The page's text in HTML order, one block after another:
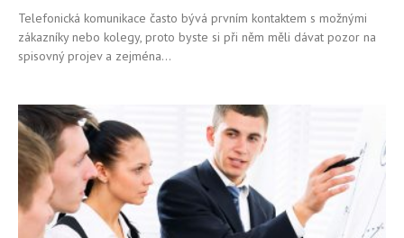
Telefonická komunikace často bývá prvním kontaktem s možnými
zákazníky nebo kolegy, proto byste si při něm měli dávat pozor na
spisovný projev a zejména...